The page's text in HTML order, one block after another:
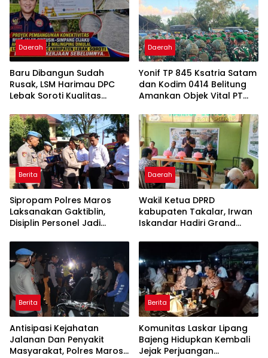
Daerah
Baru Dibangun Sudah
Rusak, LSM Harimau DPC
Lebak Soroti Kualitas
Cikeusik-Simpang Cijaku
Daerah
Yonif TP 845 Ksatria Satam
dan Kodim 0414 Belitung
Amankan Objek Vital PT
Penambang
Berita
Sipropam Polres Maros
Laksanakan Gaktiblin,
Disiplin Personel Jadi
Daerah
Wakil Ketua DPRD
kabupaten Takalar, Irwan
Iskandar Hadiri Grand
Pertama di Takalar,
Melayani Terapis Gratis
untuk Pasien Dhuafa dan
umum.
Berita
Antisipasi Kejahatan
Jalanan Dan Penyakit
Masyarakat, Polres Maros
Berita
Komunitas Laskar Lipang
Bajeng Hidupkan Kembali
Jejak Perjuangan